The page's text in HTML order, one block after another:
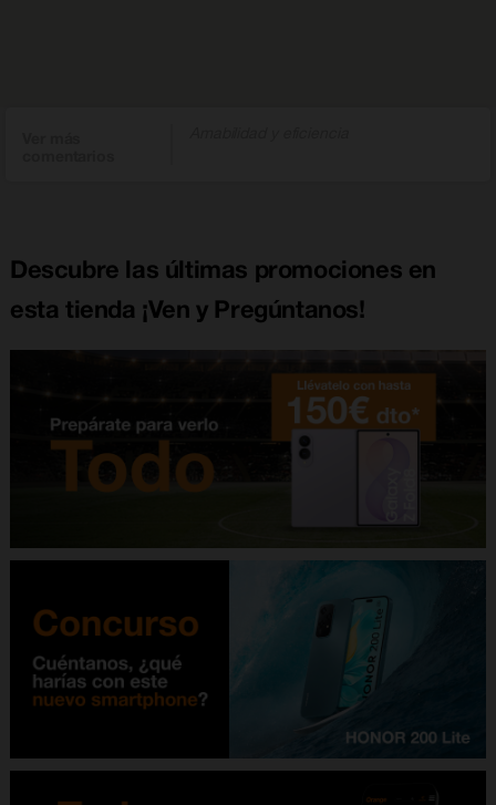
Descubre las últimas promociones en
esta tienda ¡Ven y Pregúntanos!